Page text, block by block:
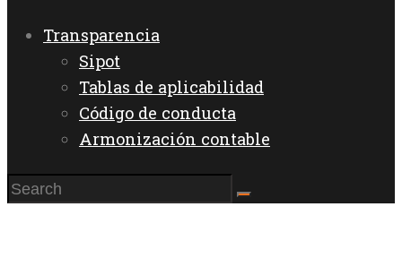
Transparencia
Sipot
Tablas de aplicabilidad
Código de conducta
Armonización contable